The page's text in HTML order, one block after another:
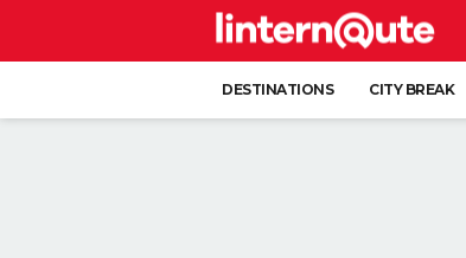
DESTINATIONS CITY BREAK